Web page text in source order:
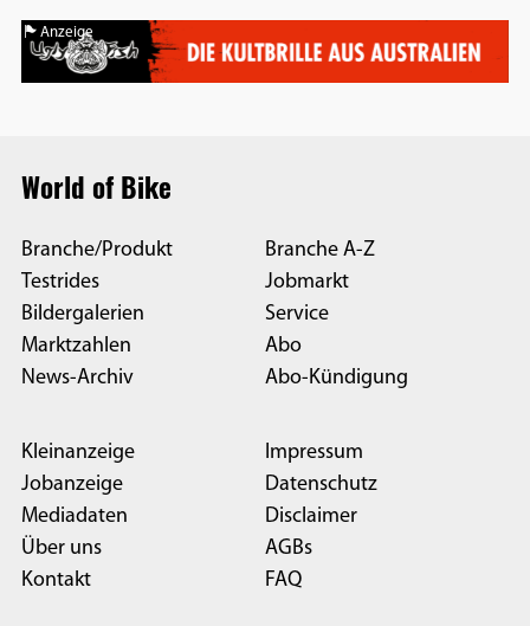
Anzeige
World of Bike
Branche/Produkt
Testrides
Bildergalerien
Marktzahlen
News-Archiv
Branche A-Z
Jobmarkt
Service
Abo
Abo-Kündigung
Kleinanzeige
Jobanzeige
Mediadaten
Über uns
Kontakt
Impressum
Datenschutz
Disclaimer
AGBs
FAQ